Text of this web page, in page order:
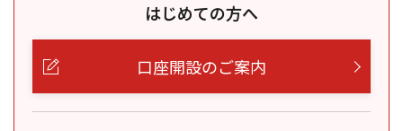
はじめての方へ
口座開設のご案内